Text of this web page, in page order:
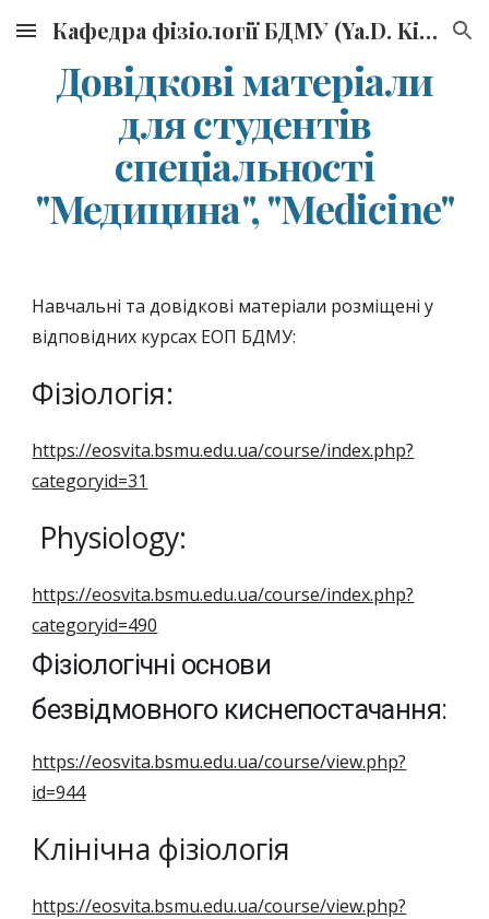
Skip to main content Skip to navigation
Кафедра фізіології БДМУ (Ya.D. Kirshenblat Department of Physiology, BSMU)
Довідкові матеріали
для студентів
спеціальності
"Медицина", "Medicine"
Навчальні та довідкові матеріали розміщені у
відповідних курсах ЕОП БДМУ:
Фізіологія:
https://eosvita.bsmu.edu.ua/course/index.php?
categoryid=31
Physiology:
https://eosvita.bsmu.edu.ua/course/index.php?
categoryid=490
Фізіологічні основи
безвідмовного киснепостачання:
https://eosvita.bsmu.edu.ua/course/view.php?
id=944
Клінічна фізіологія
https://eosvita.bsmu.edu.ua/course/view.php?